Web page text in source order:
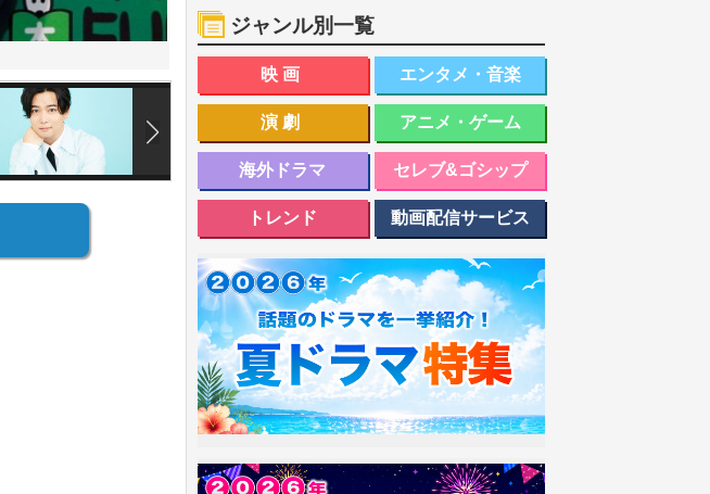
ジャンル別一覧
映画 エンタメ・音楽
演劇 アニメ・ゲーム
海外ドラマ セレブ&ゴシップ
トレンド 動画配信サービス